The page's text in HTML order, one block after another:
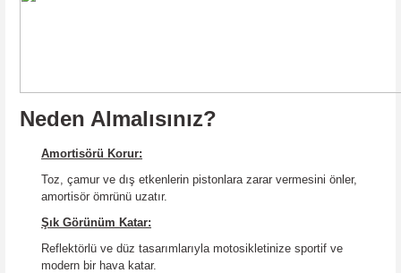
Neden Almalısınız?
Amortisörü Korur:
Toz, çamur ve dış etkenlerin pistonlara zarar vermesini önler,
amortisör ömrünü uzatır.
Şık Görünüm Katar:
Reflektörlü ve düz tasarımlarıyla motosikletinize sportif ve
modern bir hava katar.